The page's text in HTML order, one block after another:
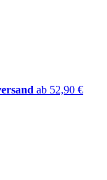
ab 52,90 €